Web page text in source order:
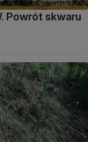
Powrót skwaru